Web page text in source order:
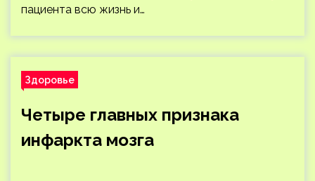
пациента всю жизнь и…
Здоровье
Четыре главных признака
инфаркта мозга